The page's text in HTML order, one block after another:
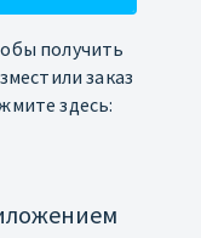
получить
заказ
здесь: